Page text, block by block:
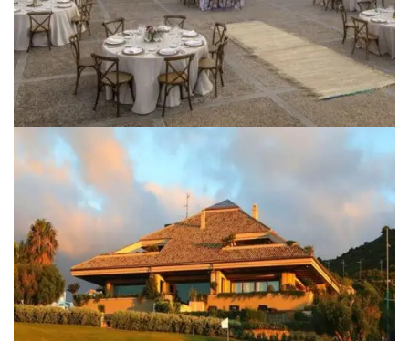
CLUB DE GOLF ZAUDIN